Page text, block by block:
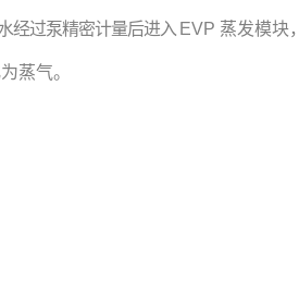
经过泵精密计量后进入 EVP 蒸发模块，
蒸气。